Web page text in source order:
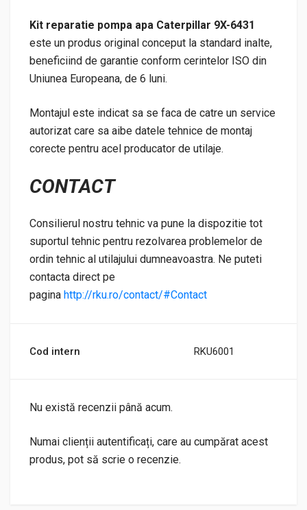
Kit reparatie pompa apa Caterpillar 9X-6431
este un produs original conceput la standard inalte,
beneficiind de garantie conform cerintelor ISO din
Uniunea Europeana, de 6 luni.
Montajul este indicat sa se faca de catre un service
autorizat care sa aibe datele tehnice de montaj
corecte pentru acel producator de utilaje.
CONTACT
Consilierul nostru tehnic va pune la dispozitie tot
suportul tehnic pentru rezolvarea problemelor de
ordin tehnic al utilajului dumneavoastra. Ne puteti
contacta direct pe
pagina http://rku.ro/contact/#Contact
Cod intern RKU6001
Nu există recenzii până acum.
Numai clienții autentificați, care au cumpărat acest
produs, pot să scrie o recenzie.